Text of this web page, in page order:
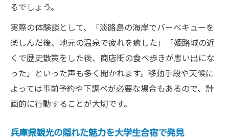
るでしょう。
実際の体験談として、「淡路島の海岸でバーベキューを
楽しんだ後、地元の温泉で疲れを癒した」「姫路城の近
くで歴史散策をした後、商店街の食べ歩きが思い出にな
った」といった声も多く聞かれます。移動手段や天候に
よっては事前予約や下調べが必要な場合もあるので、計
画的に行動することが大切です。
兵庫県観光の隠れた魅力を大学生合宿で発見